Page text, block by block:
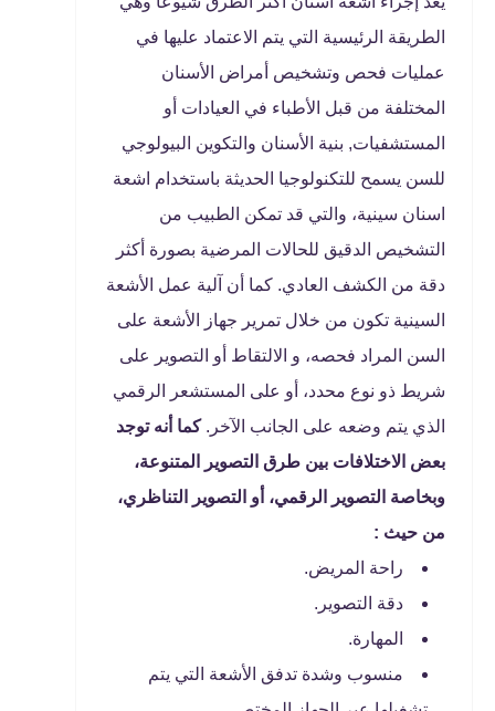
الطريقة الرئيسية التي يتم الاعتماد عليها في
عمليات فحص وتشخيص أمراض الأسنان
المختلفة من قبل الأطباء في العيادات أو
المستشفيات, بنية الأسنان والتكوين البيولوجي
للسن يسمح للتكنولوجيا الحديثة باستخدام اشعة
اسنان سينية، والتي قد تمكن الطبيب من
التشخيص الدقيق للحالات المرضية بصورة أكثر
دقة من الكشف العادي. كما أن آلية عمل الأشعة
السينية تكون من خلال تمرير جهاز الأشعة على
السن المراد فحصه، و الالتقاط أو التصوير على
شريط ذو نوع محدد، أو على المستشعر الرقمي
الذي يتم وضعه على الجانب الآخر.كما أنه توجد
بعض الاختلافات بين طرق التصوير المتنوعة،
وبخاصة التصوير الرقمي، أو التصوير التناظري،
من حيث :
راحة المريض.
دقة التصوير.
المهارة.
منسوب وشدة تدفق الأشعة التي يتم